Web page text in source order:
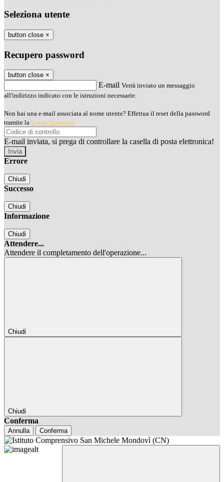
Seleziona utente
button close ×
Recupero password
button close ×
E-mail Verrà inviato un messaggio
all'indirizzo indicato con le istruzioni necessarie.
Non hai una e-mail associata al nome utente? Effettua il reset della password
tramite la Login Spaggiari
E-mail inviata, si prega di controllare la casella di posta elettronica!
Errore
Chiudi
Successo
Chiudi
Informazione
Chiudi
Attendere...
Attendere il completamento dell'operazione...
Chiudi
Chiudi
Conferma
Annulla Conferma